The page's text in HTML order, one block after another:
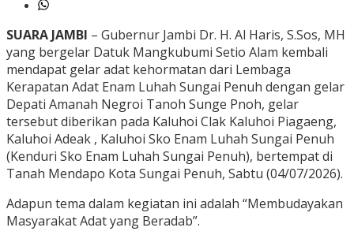
SUARA JAMBI – Gubernur Jambi Dr. H. Al Haris, S.Sos, MH
yang bergelar Datuk Mangkubumi Setio Alam kembali
mendapat gelar adat kehormatan dari Lembaga
Kerapatan Adat Enam Luhah Sungai Penuh dengan gelar
Depati Amanah Negroi Tanoh Sunge Pnoh, gelar
tersebut diberikan pada Kaluhoi Clak Kaluhoi Piagaeng,
Kaluhoi Adeak , Kaluhoi Sko Enam Luhah Sungai Penuh
(Kenduri Sko Enam Luhah Sungai Penuh), bertempat di
Tanah Mendapo Kota Sungai Penuh, Sabtu (04/07/2026).
Adapun tema dalam kegiatan ini adalah “Membudayakan
Masyarakat Adat yang Beradab”.